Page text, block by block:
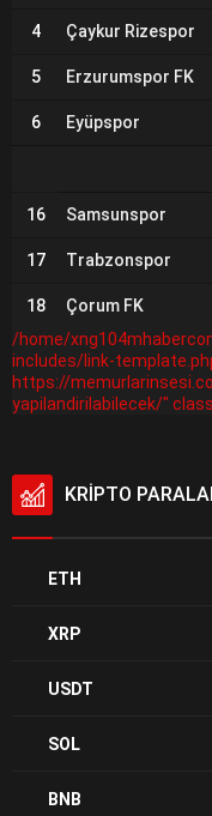
4 Çaykur Rizespor
5 Erzurumspor FK
6 Eyüpspor
16 Samsunspor
17 Trabzonspor
18 Çorum FK
/home/
includes/link-
https://
yapilandirilabilecek/"
KRİPTO
ETH
XRP
USDT
SOL
BNB